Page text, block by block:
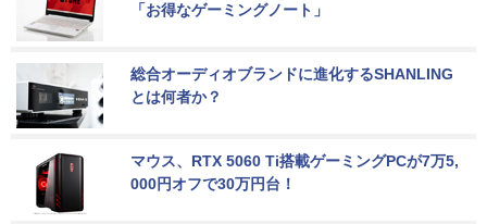
「お得なゲーミングノート」
総合オーディオブランドに進化するSHANLING
とは何者か？
マウス、RTX 5060 Ti搭載ゲーミングPCが7万5,
000円オフで30万円台！